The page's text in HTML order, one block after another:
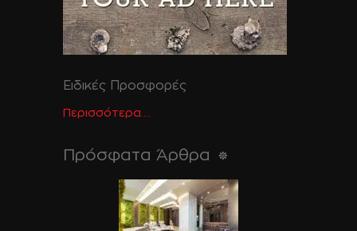
Ειδικές Προσφορές
Περισσότερα....
Πρόσφατα Άρθρα